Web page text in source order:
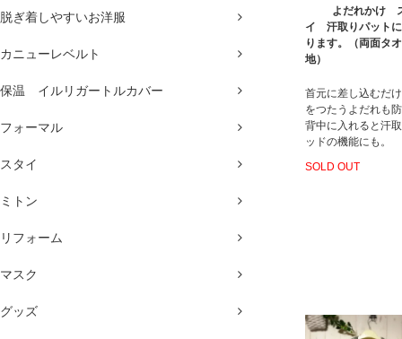
脱ぎ着しやすいお洋服
カニューレベルト
保温 イルリガートルカバー
フォーマル
スタイ
ミトン
リフォーム
マスク
グッズ
よだれかけ
イ 汗取りパット
ります。（両面タ
地）
首元に差し込むだ
をつたうよだれも
背中に入れると汗
ッドの機能にも。
SOLD OUT